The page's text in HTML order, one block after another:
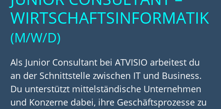
WIRTSCHAFTSINFORMATIK
(M/W/D)
Als Junior Consultant bei ATVISIO arbeitest du
an der Schnittstelle zwischen IT und Business.
Du unterstützt mittelständische Unternehmen
und Konzerne dabei, ihre Geschäftsprozesse zu